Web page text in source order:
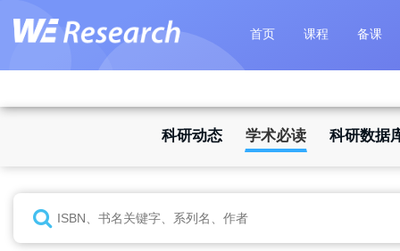
首页 课程 备课
科研动态 学术必读 科研数据